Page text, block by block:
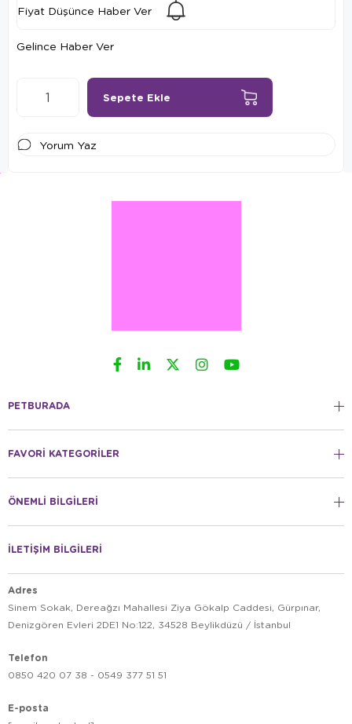
Fiyat Düşünce Haber Ver
Gelince Haber Ver
Yorum Yaz
PETBURADA
FAVORİ KATEGORİLER
ÖNEMLİ BİLGİLERİ
İLETİŞİM BİLGİLERİ
Adres
Sinem Sokak, Dereağzı Mahallesi Ziya Gökalp Caddesi, Gürpınar,
Denizgören Evleri 2DE1 No:122, 34528 Beylikdüzü / İstanbul
Telefon
0850 420 07 38 - 0549 377 51 51
E-posta